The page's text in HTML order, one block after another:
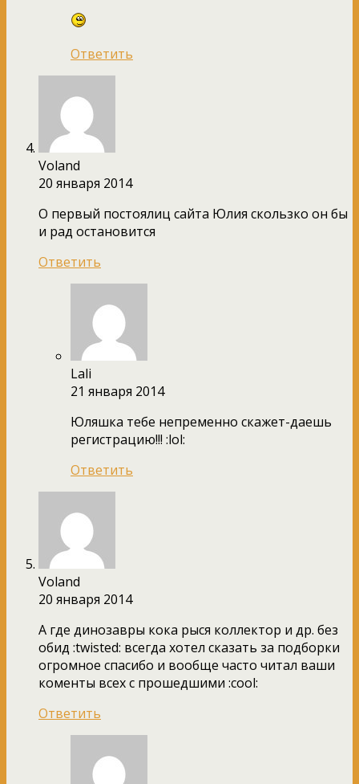
Ответить
Voland
20 января 2014
О первый постоялиц сайта Юлия скользко он бы
и рад остановится
Ответить
Lali
21 января 2014
Юляшка тебе непременно скажет-даешь
регистрацию!!! :lol:
Ответить
Voland
20 января 2014
А где динозавры кока рыся коллектор и др. без
обид :twisted: всегда хотел сказать за подборки
огромное спасибо и вообще часто читал ваши
коменты всех с прошедшими :cool:
Ответить